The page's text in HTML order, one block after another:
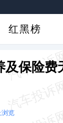
红黑榜
及保险费
览